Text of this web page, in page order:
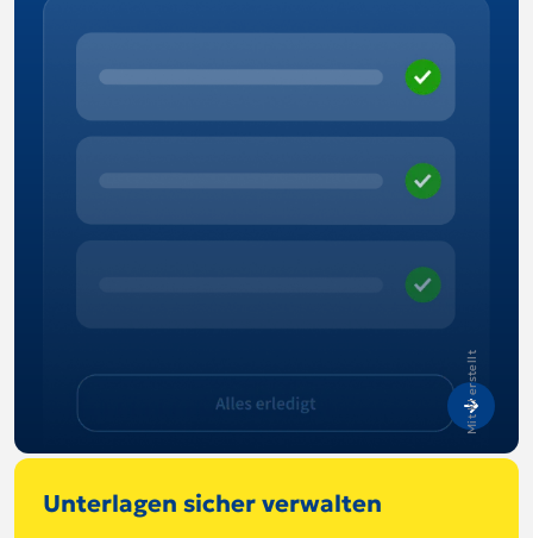
Mit KI erstellt
Unterlagen sicher verwalten